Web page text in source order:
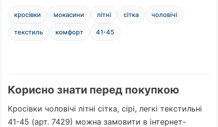
кросівки мокасини літні сітка чоловічі
текстиль комфорт 41-45
Корисно знати перед покупкою
Кросівки чоловічі літні сітка, сірі, легкі текстильні
41-45 (арт. 7429) можна замовити в інтернет-